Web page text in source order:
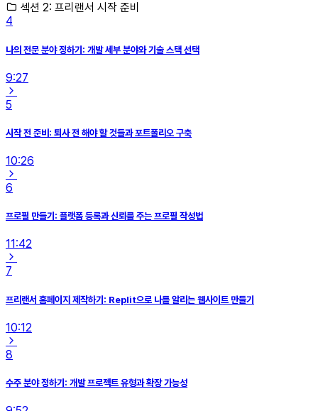
섹션 2: 프리랜서 시작 준비
4
나의 전문 분야 정하기: 개발 세부 분야와 기술 스택 선택
9:27
5
시작 전 준비: 퇴사 전 해야 할 것들과 포트폴리오 구축
10:26
6
프로필 만들기: 플랫폼 등록과 신뢰를 주는 프로필 작성법
11:42
7
프리랜서 홈페이지 제작하기: Replit으로 나를 알리는 웹사이트 만들기
10:12
8
수주 분야 정하기: 개발 프로젝트 유형과 확장 가능성